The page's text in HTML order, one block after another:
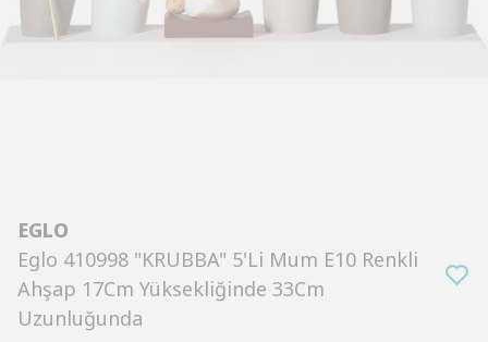
EGLO
Eglo 410998 "KRUBBA" 5'Li Mum E10 Renkli
Ahşap 17Cm Yüksekliğinde 33Cm
Uzunluğunda